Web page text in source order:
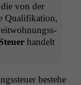
von der
Qual­i­fika­tion,
han­delt
beste­he